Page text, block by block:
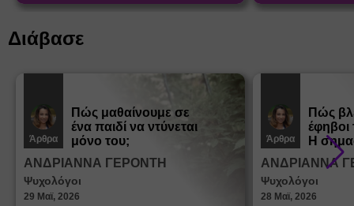
learn.gr* * Αφορά νέες εγγραφές
Διάβασε
Άρθρα
Πώς μαθαίνουμε σε
ένα παιδί να ντύνεται
μόνο του;
ΑΝΔΡΙΑΝΝΑ ΓΕΡΟΝΤΗ
Ψυχολόγοι
29 Μαϊ, 2026
Άρθρα
Πώς
Η
στη
ΑΝΔΡΙΑΝΝΑ
Ψυχολόγοι
28 Μαϊ, 2026